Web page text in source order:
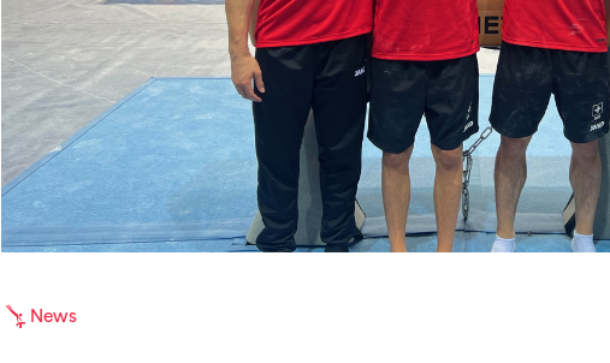
News